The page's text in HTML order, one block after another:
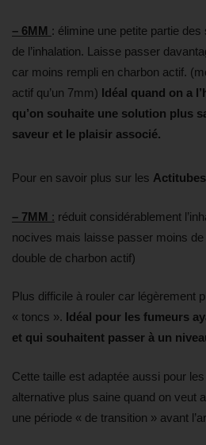
– 6MM : élimine une petite partie
de l’inhalation. Laisse passer
car moins rempli en charbon actif.
actif qu’un 7mm) Idéal quand on a
qu’on souhaite une solution plus
saveur et le plaisir associé.
Pour en savoir plus sur les
– 7MM : réduit considérablement
nocives mais laisse passer moins
double de charbon actif)
Plus difficile à rouler car légèrement
« toncs ». Idéal pour les fumeurs
et qui souhaitent passer à un
Cette taille est adaptée aussi pour
alternative plus saine quand on veut
une période « de transition » avant